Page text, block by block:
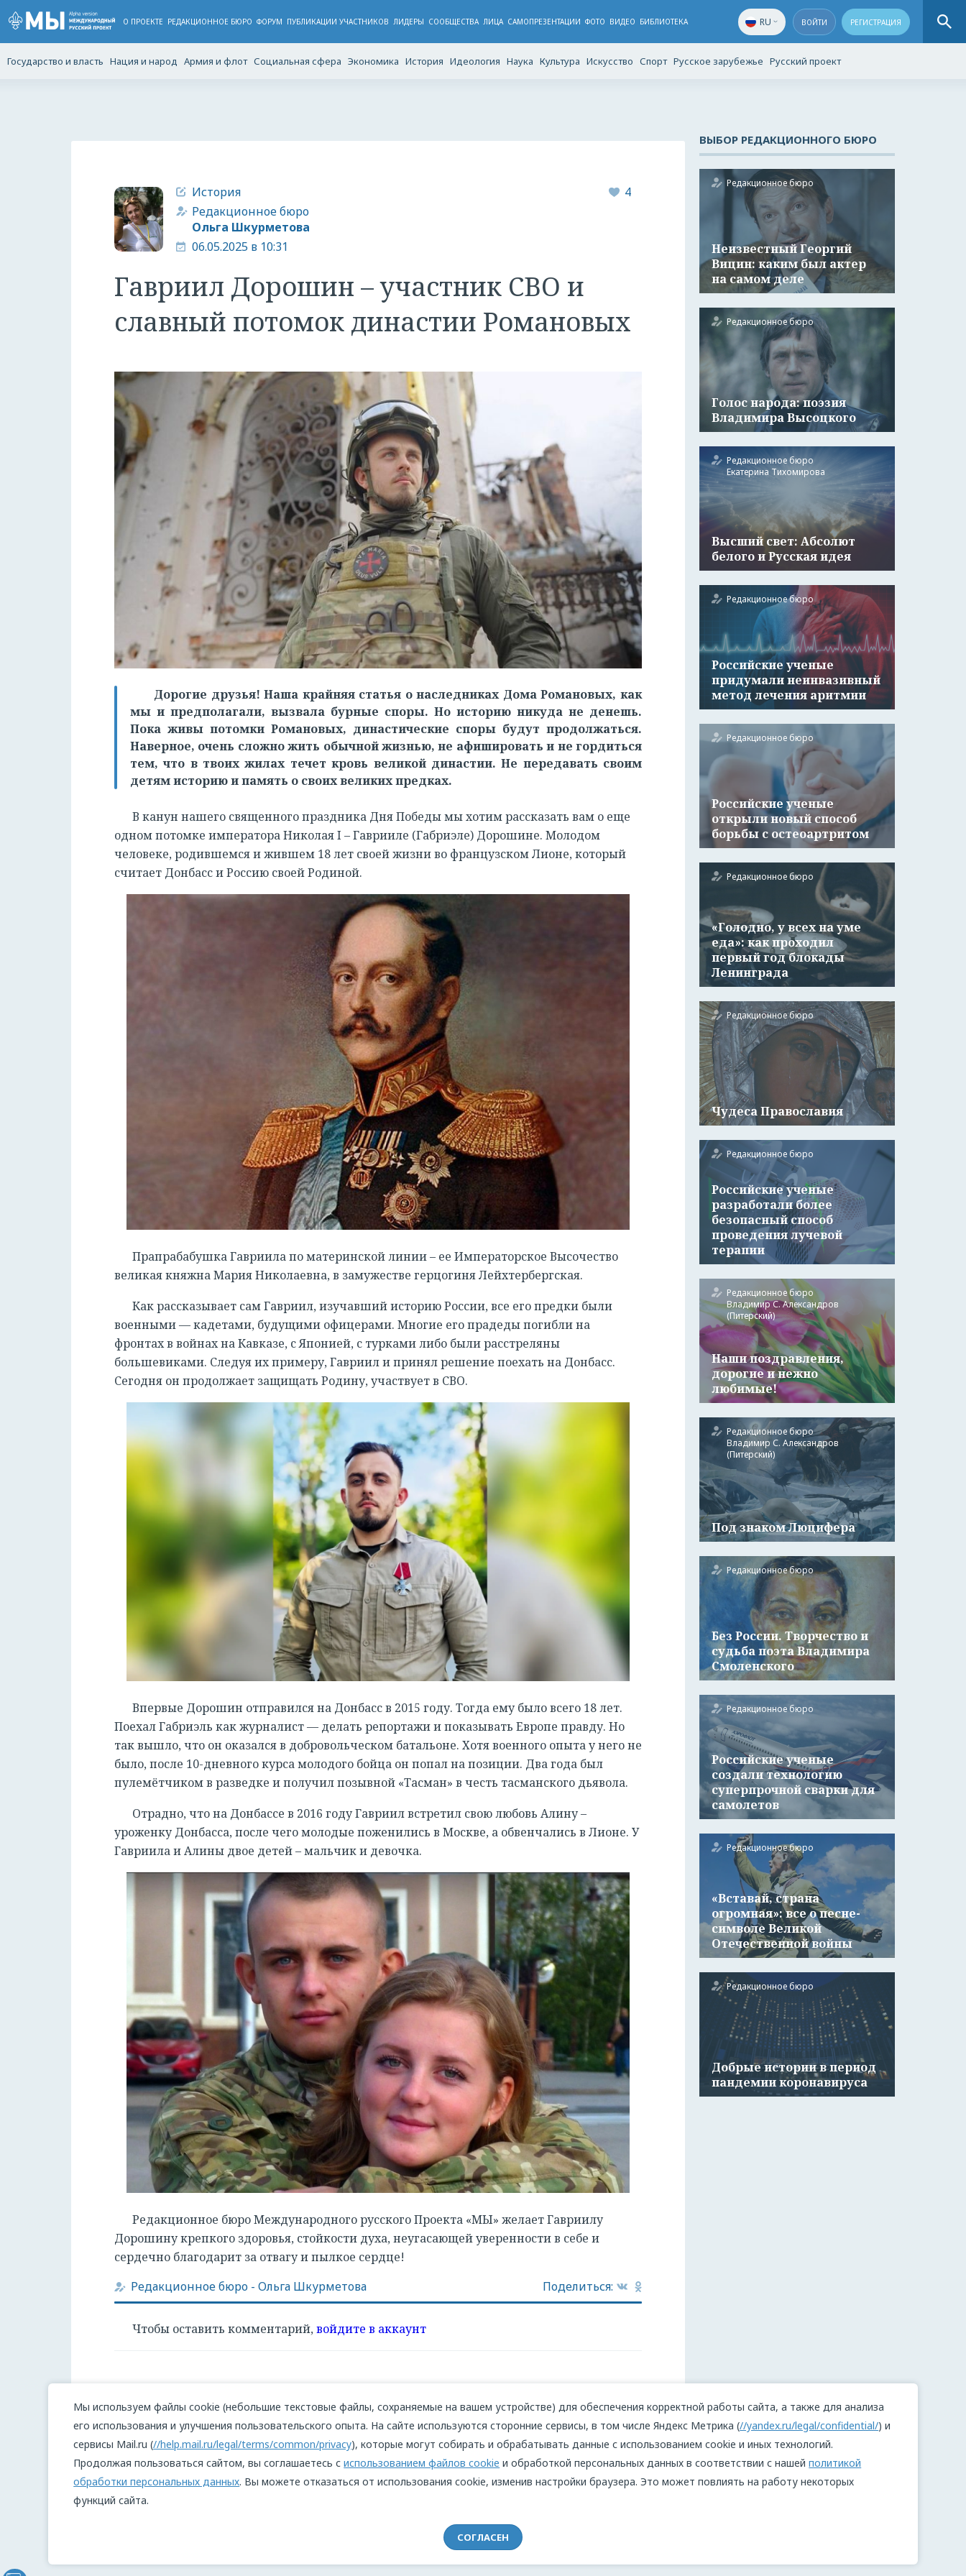
О ПРОЕКТЕ РЕДАКЦИОННОЕ БЮРО ФОРУМ ПУБЛИКАЦИИ УЧАСТНИКОВ ЛИДЕРЫ CООБЩЕСТВА ЛИЦА САМОПРЕЗЕНТАЦИИ ФОТО ВИДЕО БИБЛИОТЕКА RU ВОЙТИ РЕГИСТРАЦИЯ
Государство и власть Нация и народ Армия и флот Социальная сфера Экономика История Идеология Наука Культура Искусство Спорт Русское зарубежье Русский проект
История
Редакционное бюро
Ольга Шкурметова
06.05.2025 в 10:31
4
Гавриил Дорошин – участник СВО и
славный потомок династии Романовых
Дорогие друзья! Наша крайняя статья о наследниках Дома Романовых, как
мы и предполагали, вызвала бурные споры. Но историю никуда не денешь.
Пока живы потомки Романовых, династические споры будут продолжаться.
Наверное, очень сложно жить обычной жизнью, не афишировать и не гордиться
тем, что в твоих жилах течет кровь великой династии. Не передавать своим
детям историю и память о своих великих предках.
В канун нашего священного праздника Дня Победы мы хотим рассказать вам о еще
одном потомке императора Николая I – Гаврииле (Габриэле) Дорошине. Молодом
человеке, родившемся и жившем 18 лет своей жизни во французском Лионе, который
считает Донбасс и Россию своей Родиной.
Прапрабабушка Гавриила по материнской линии – ее Императорское Высочество
великая княжна Мария Николаевна, в замужестве герцогиня Лейхтербергская.
Как рассказывает сам Гавриил, изучавший историю России, все его предки были
военными — кадетами, будущими офицерами. Многие его прадеды погибли на
фронтах в войнах на Кавказе, с Японией, с турками либо были расстреляны
большевиками. Следуя их примеру, Гавриил и принял решение поехать на Донбасс.
Сегодня он продолжает защищать Родину, участвует в СВО.
Впервые Дорошин отправился на Донбасс в 2015 году. Тогда ему было всего 18 лет.
Поехал Габриэль как журналист — делать репортажи и показывать Европе правду. Но
так вышло, что он оказался в добровольческом батальоне. Хотя военного опыта у него не
было, после 10-дневного курса молодого бойца он попал на позиции. Два года был
пулемётчиком в разведке и получил позывной «Тасман» в честь тасманского дьявола.
Отрадно, что на Донбассе в 2016 году Гавриил встретил свою любовь Алину –
уроженку Донбасса, после чего молодые поженились в Москве, а обвенчались в Лионе. У
Гавриила и Алины двое детей – мальчик и девочка.
Редакционное бюро Международного русского Проекта «МЫ» желает Гавриилу
Дорошину крепкого здоровья, стойкости духа, неугасающей уверенности в себе и
сердечно благодарит за отвагу и пылкое сердце!
Редакционное бюро - Ольга Шкурметова Поделиться:
Чтобы оставить комментарий,войдите в аккаунт
ВЫБОР РЕДАКЦИОННОГО БЮРО
Редакционное бюро
Неизвестный Георгий
Вицин: каким был актер
на самом деле
Редакционное бюро
Голос народа: поэзия
Владимира Высоцкого
Редакционное бюро
Екатерина Тихомирова
Высший свет: Абсолют
белого и Русская идея
Редакционное бюро
Российские ученые
придумали неинвазивный
метод лечения аритмии
Редакционное бюро
Российские ученые
открыли новый способ
борьбы с остеоартритом
Редакционное бюро
«Голодно, у всех на уме
еда»: как проходил
первый год блокады
Ленинграда
Редакционное бюро
Чудеса Православия
Редакционное бюро
Российские ученые
разработали более
безопасный способ
проведения лучевой
терапии
Редакционное бюро
Владимир С. Александров
(Питерский)
Наши поздравления,
дорогие и нежно
любимые!
Редакционное бюро
Владимир С. Александров
(Питерский)
Под знаком Люцифера
Редакционное бюро
Без России. Творчество и
судьба поэта Владимира
Смоленского
Редакционное бюро
Российские ученые
создали технологию
суперпрочной сварки для
самолетов
Редакционное бюро
«Вставай, страна
огромная»: все о песне-
символе Великой
Отечественной войны
Редакционное бюро
Добрые истории в период
пандемии коронавируса
Мы используем файлы cookie (небольшие текстовые файлы, сохраняемые на вашем устройстве) для обеспечения корректной работы сайта, а также для анализа
его использования и улучшения пользовательского опыта. На сайте используются сторонние сервисы, в том числе Яндекс Метрика (//yandex.ru/legal/confidential/) и
сервисы Mail.ru (//help.mail.ru/legal/terms/common/privacy), которые могут собирать и обрабатывать данные с использованием cookie и иных технологий.
Продолжая пользоваться сайтом, вы соглашаетесь сиспользованием файлов cookie и обработкой персональных данных в соответствии с нашейполитикой
обработки персональных данных. Вы можете отказаться от использования cookie, изменив настройки браузера. Это может повлиять на работу некоторых
функций сайта.
СОГЛАСЕН
РЕГИСТРАЦИЯ